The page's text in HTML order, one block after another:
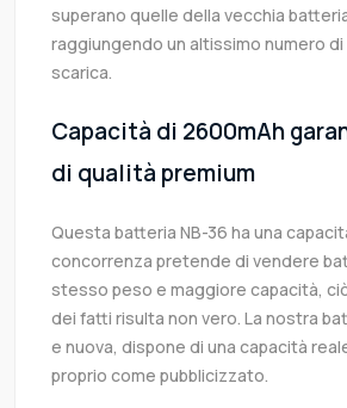
superano quelle della vecchia
raggiungendo un altissimo numero
scarica.
Capacità di 2600mAh
di qualità premium
Questa batteria NB-36 ha una
concorrenza pretende di vendere
stesso peso e maggiore capacità,
dei fatti risulta non vero. La nostra
e nuova, dispone di una capacità
proprio come pubblicizzato.